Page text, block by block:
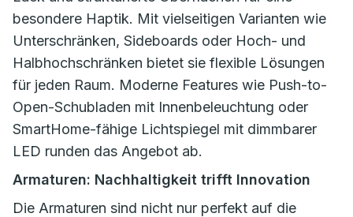
besondere Haptik. Mit vielseitigen Varianten wie
Unterschränken, Sideboards oder Hoch- und
Halbhochschränken bietet sie flexible Lösungen
für jeden Raum. Moderne Features wie Push-to-
Open-Schubladen mit Innenbeleuchtung oder
SmartHome-fähige Lichtspiegel mit dimmbarer
LED runden das Angebot ab.
Armaturen: Nachhaltigkeit trifft Innovation
Die Armaturen sind nicht nur perfekt auf die